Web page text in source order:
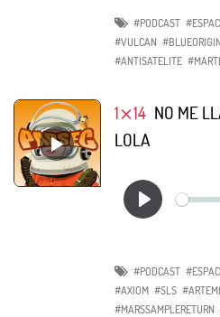
#PODCAST
#VULCAN #BLUEORIGIN
#ANTISATELITE
1⨯14 NO ME
LOLA
#PODCAST
#AXIOM #SLS
#MARSSAMPLERETURN